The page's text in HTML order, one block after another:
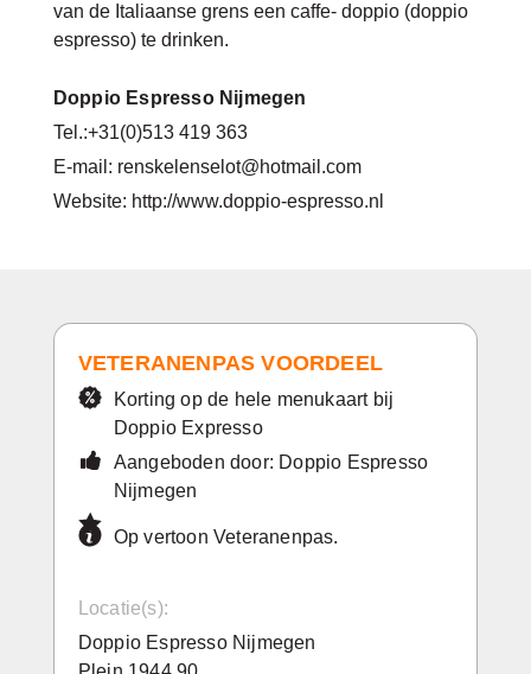
van de Italiaanse grens een caffe- doppio (doppio
espresso) te drinken.
Doppio Espresso Nijmegen
Tel.:+31(0)513 419 363
E-mail: renskelenselot@hotmail.com
Website: http://www.doppio-espresso.nl
VETERANENPAS VOORDEEL
Korting op de hele menukaart bij
Doppio Expresso
Aangeboden door: Doppio Espresso
Nijmegen
Op vertoon Veteranenpas.
Locatie(s):
Doppio Espresso Nijmegen